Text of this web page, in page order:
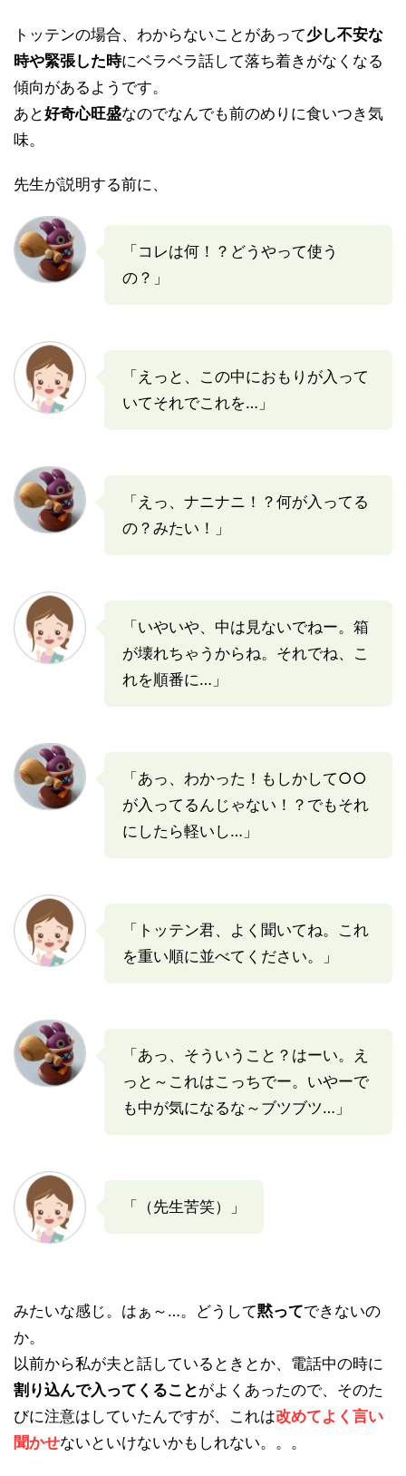
トッテンの場合、わからないことがあって少し不安な
時や緊張した時にベラベラ話して落ち着きがなくなる
傾向があるようです。
あと好奇心旺盛なのでなんでも前のめりに食いつき気
味。
先生が説明する前に、
「コレは何！？どうやって使う
の？」
「えっと、この中におもりが入って
いてそれでこれを…」
「えっ、ナニナニ！？何が入ってる
の？みたい！」
「いやいや、中は見ないでねー。箱
が壊れちゃうからね。それでね、こ
れを順番に…」
「あっ、わかった！もしかして○○
が入ってるんじゃない！？でもそれ
にしたら軽いし…」
「トッテン君、よく聞いてね。これ
を重い順に並べてください。」
「あっ、そういうこと？はーい。え
っと～これはこっちでー。いやーで
も中が気になるな～ブツブツ…」
「（先生苦笑）」
みたいな感じ。はぁ～…。どうして黙ってできないの
か。
以前から私が夫と話しているときとか、電話中の時に
割り込んで入ってくることがよくあったので、そのた
びに注意はしていたんですが、これは改めてよく言い
聞かせないといけないかもしれない。。。